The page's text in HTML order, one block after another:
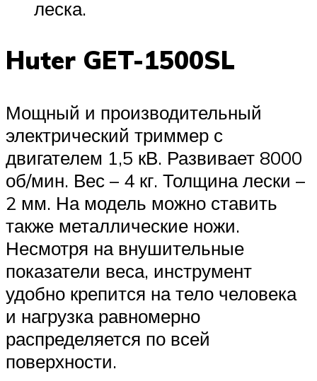
леска.
Huter GET-1500SL
Мощный и производительный
электрический триммер с
двигателем 1,5 кВ. Развивает 8000
об/мин. Вес – 4 кг. Толщина лески –
2 мм. На модель можно ставить
также металлические ножи.
Несмотря на внушительные
показатели веса, инструмент
удобно крепится на тело человека
и нагрузка равномерно
распределяется по всей
поверхности.